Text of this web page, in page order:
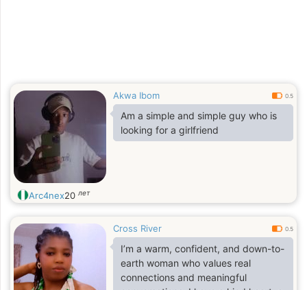
Akwa Ibom 0.5
Am a simple and simple guy who is
looking for a girlfriend
Arc4nex20 лет
Cross River 0.5
I’m a warm, confident, and down-to-
earth woman who values real
connections and meaningful